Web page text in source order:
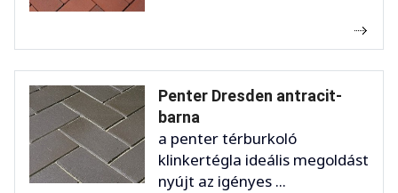
Penter Dresden antracit-
barna
a penter térburkoló
klinkertégla ideális megoldást
nyújt az igényes ...